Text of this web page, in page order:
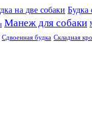
на две собаки Будка
Манеж для собаки
Сдвоенная будка Складная